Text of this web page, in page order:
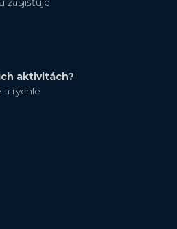
aktivitách?
rychle